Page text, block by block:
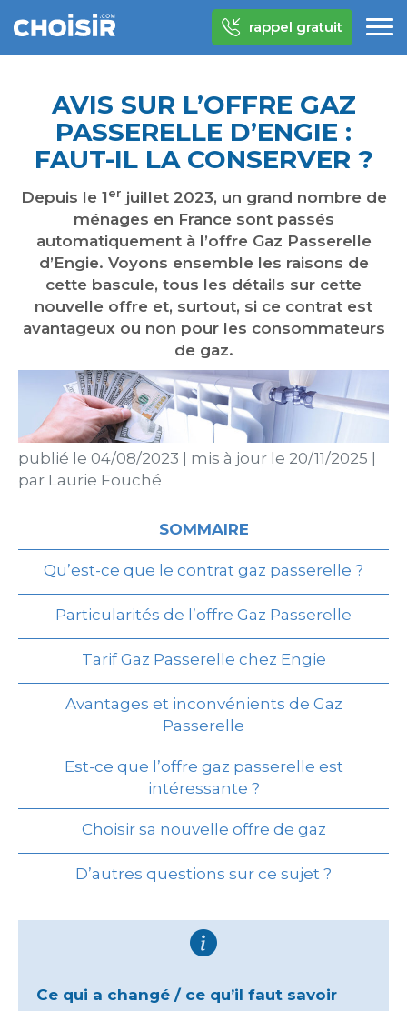
rappel gratuit
AVIS SUR L’OFFRE GAZ
PASSERELLE D’ENGIE :
FAUT-IL LA CONSERVER ?
Depuis le 1er juillet 2023, un grand nombre de
ménages en France sont passés
automatiquement à l’offre Gaz Passerelle
d’Engie. Voyons ensemble les raisons de
cette bascule, tous les détails sur cette
nouvelle offre et, surtout, si ce contrat est
avantageux ou non pour les consommateurs
de gaz.
publié le 04/08/2023 mis à jour le 20/11/2025
par Laurie Fouché
SOMMAIRE
Qu’est-ce que le contrat gaz passerelle ?
Particularités de l’offre Gaz Passerelle
Tarif Gaz Passerelle chez Engie
Avantages et inconvénients de Gaz
Passerelle
Est-ce que l’offre gaz passerelle est
intéressante ?
Choisir sa nouvelle offre de gaz
D’autres questions sur ce sujet ?
Ce qui a changé / ce qu’il faut savoir